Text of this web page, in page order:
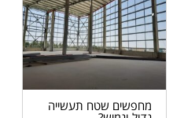
מחפשים שטח תעשייה